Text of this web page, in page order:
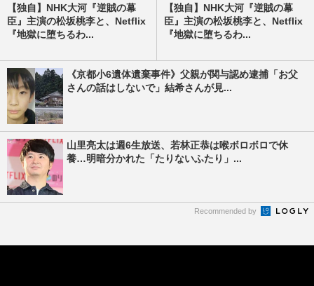
【独自】NHK大河『逆賊の幕
臣』主演の松坂桃李と、Netflix
『地獄に堕ちるわ...
【独自】NHK大河『逆賊の幕
臣』主演の松坂桃李と、Netflix
『地獄に堕ちるわ...
《京都小6遺体遺棄事件》父親が関与認め逮捕「お父
さんの話はしないで」結希さんが見...
山里亮太は週6生放送、若林正恭は喉ボロボロで休
養…明暗分かれた「たりないふたり」...
Recommended by